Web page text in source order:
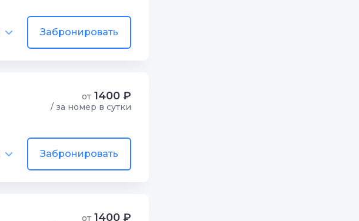
Забронировать
от 1400 ₽
/ за номер в сутки
Забронировать
от 1400 ₽